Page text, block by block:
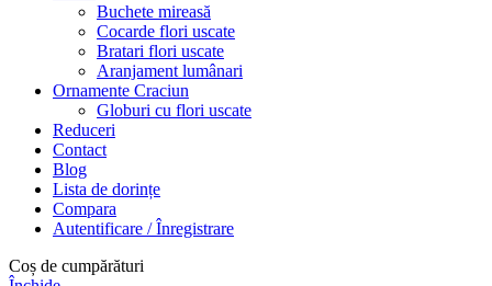
Buchete mireasă
Cocarde flori uscate
Bratari flori uscate
Aranjament lumânari
Ornamente Craciun
Globuri cu flori uscate
Reduceri
Contact
Blog
Lista de dorințe
Compara
Autentificare / Înregistrare
Coș de cumpărături